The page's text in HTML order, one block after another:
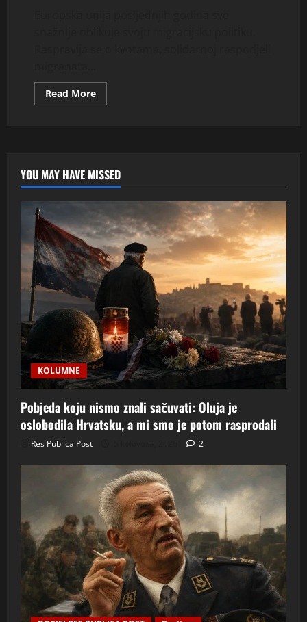
Read MoreRead
more
hrvatska
sela
–
paradoks
doba
YOU MAY HAVE MISSED
KOLUMNE
Pobjeda koju nismo znali sačuvati: Oluja je
oslobodila Hrvatsku, a mi smo je potom rasprodali
Res Publica Post 2